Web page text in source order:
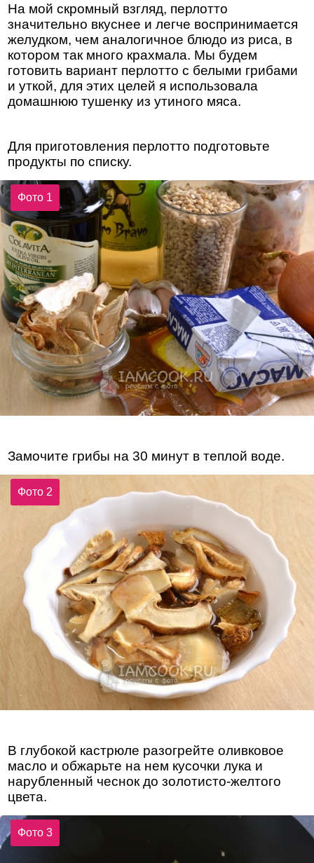
На мой скромный взгляд, перлотто
значительно вкуснее и легче воспринимается
желудком, чем аналогичное блюдо из риса, в
котором так много крахмала. Мы будем
готовить вариант перлотто с белыми грибами
и уткой, для этих целей я использовала
домашнюю тушенку из утиного мяса.
Для приготовления перлотто подготовьте
продукты по списку.
Фото 1
Замочите грибы на 30 минут в теплой воде.
Фото 2
В глубокой кастрюле разогрейте оливковое
масло и обжарьте на нем кусочки лука и
нарубленный чеснок до золотисто-желтого
цвета.
Фото 3